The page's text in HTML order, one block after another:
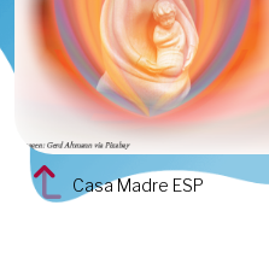
Casa Madre ESP